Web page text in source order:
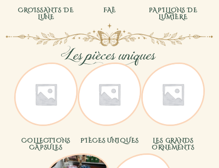
CROISSANTS DE
LUNE
FAË
PAPILLONS DE
LUMIÈRE
Les pièces uniques
COLLECTIONS
CAPSULES
PIÈCES UNIQUES
LES GRANDS
ORNEMENTS